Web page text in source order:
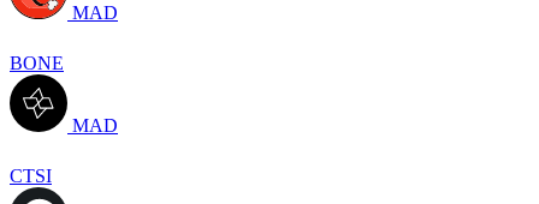
MAD
BONE
MAD
CTSI